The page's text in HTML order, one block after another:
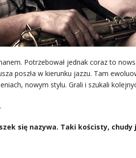
Potrzebował jednak coraz to
poszła w kierunku jazzu. Tam
nowym stylu. Grali i szukali
się nazywa. Taki kościsty, chudy